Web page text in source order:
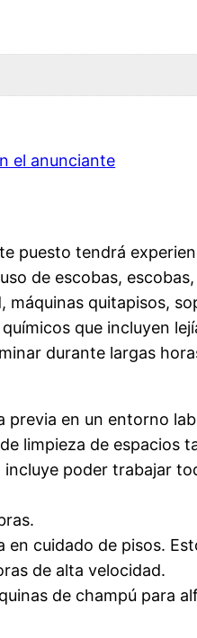
el anunciante
puesto tendrá
de escobas,
máquinas quitapisos,
que incluyen
durante largas
en un entorno
limpieza de espacios
poder trabajar
cuidado de pisos.
de alta velocidad.
de champú para